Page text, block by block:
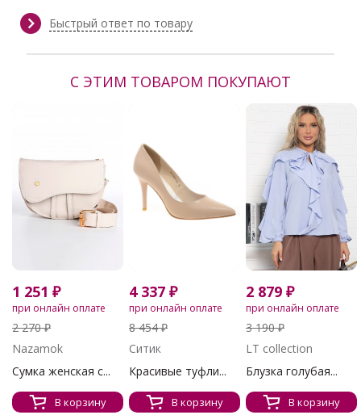
112 см
Сезон:
Зима, круглогодичный,
Осень/Зима
Быстрый ответ по товару
С ЭТИМ ТОВАРОМ ПОКУПАЮТ
1 251 ₽
при онлайн оплате
2 270 ₽
Nazamok
Сумка женская с...
В корзину
4 337 ₽
при онлайн оплате
8 454 ₽
Ситик
Красивые туфли...
В корзину
2 879 ₽
при онлайн оплате
3 190 ₽
LT collection
Блузка голубая...
В корзину